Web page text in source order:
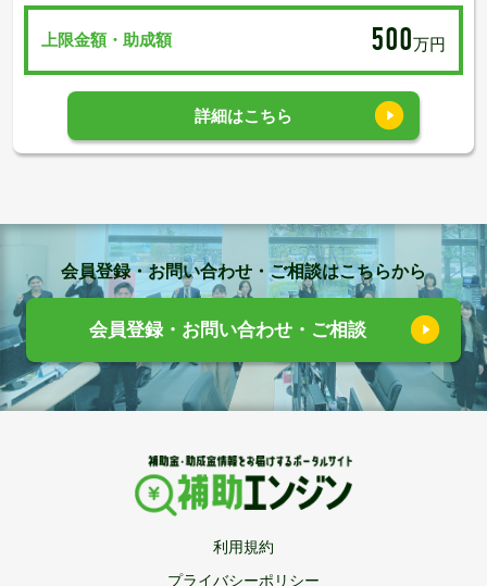
上限金額・助成額 500万円
詳細はこちら
会員登録・お問い合わせ・ご相談はこちらから
会員登録・お問い合わせ・ご相談
利用規約
プライバシーポリシー